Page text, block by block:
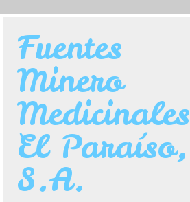
Fuentes
Minero
Medicinales
El Paraíso,
S.A.